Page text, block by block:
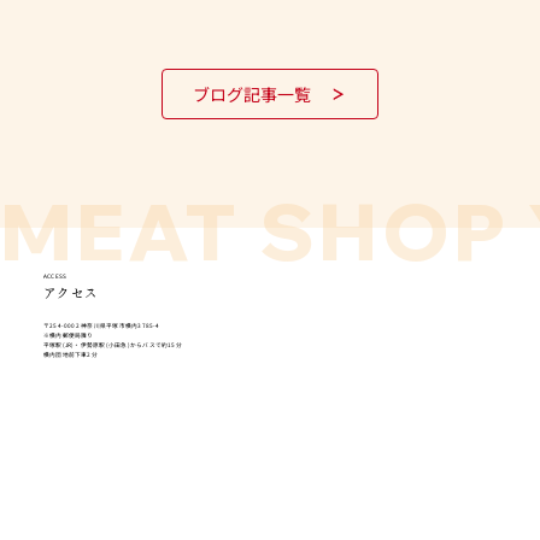
ブログ記事一覧
MEAT
ACCESS
アクセス
〒254-0002 神奈川県平塚市横内3785-4
​※横内郵便局隣り
平塚駅(JR)・伊勢原駅(小田急)からバスで約15分
横内団地前下車2分